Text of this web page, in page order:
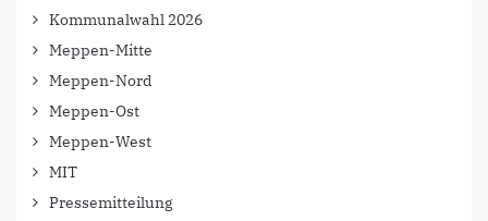
Kommunalwahl 2026
Meppen-Mitte
Meppen-Nord
Meppen-Ost
Meppen-West
MIT
Pressemitteilung